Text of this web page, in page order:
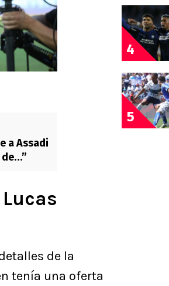
a Assadi
de…”
de la
tenía una oferta
4
5